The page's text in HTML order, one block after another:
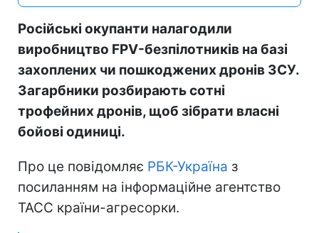
Російські окупанти налагодили
виробництво FPV-безпілотників на базі
захоплених чи пошкоджених дронів ЗСУ.
Загарбники розбирають сотні
трофейних дронів, щоб зібрати власні
бойові одиниці.
Про це повідомляє РБК-Україна з
посиланням на інформаційне агентство
ТАСС країни-агресорки.